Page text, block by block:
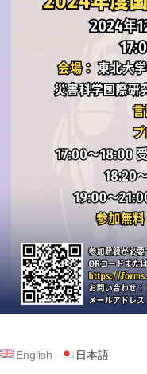
English 日本語